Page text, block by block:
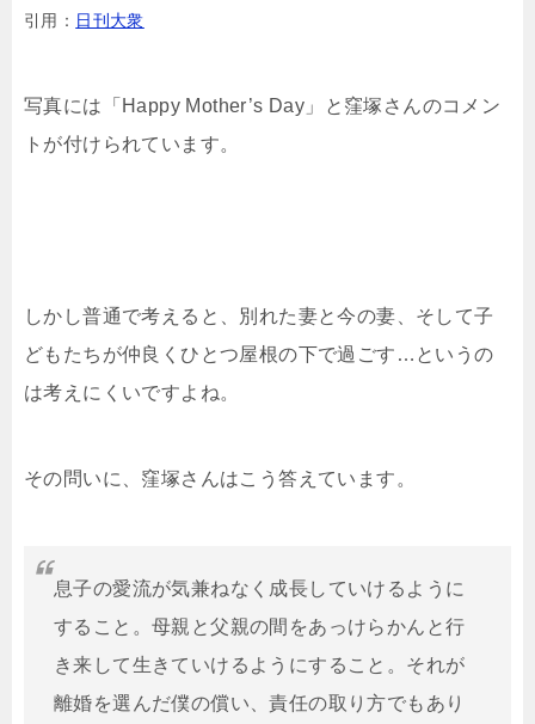
引用： 日刊大衆
写真には「Happy Mother’s Day」と窪塚さんのコメン
トが付けられています。
しかし普通で考えると、別れた妻と今の妻、そして子
どもたちが仲良くひとつ屋根の下で過ごす…というの
は考えにくいですよね。
その問いに、窪塚さんはこう答えています。
息子の愛流が気兼ねなく成長していけるように
すること。母親と父親の間をあっけらかんと行
き来して生きていけるようにすること。それが
離婚を選んだ僕の償い、責任の取り方でもあり